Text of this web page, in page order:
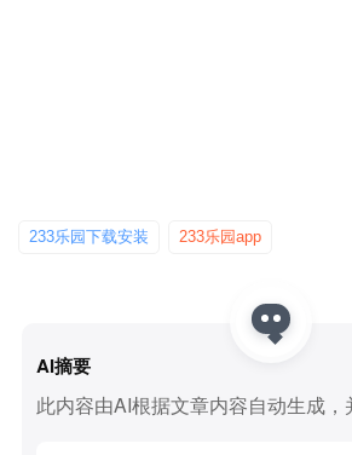
233乐园下载安装 233乐园app
AI摘要
此内容由AI根据文章内容自动生成